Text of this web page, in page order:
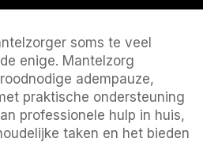
soms te veel
enige. Mantelzorg
adempauze,
praktische ondersteuning
professionele hulp in huis,
taken en het bieden